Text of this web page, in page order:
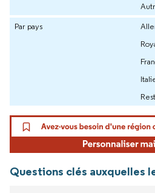
Par pays
Questions clés auxquelles